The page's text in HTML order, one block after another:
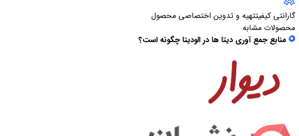
گارانتی کیفیتتهیه و تدوین اختصاصی محصول
محصولات مشابه
منابع جمع آوری دیتا ها در الودیتا چگونه است؟